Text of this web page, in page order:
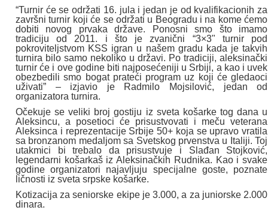
“Turnir će se održati 16. jula i jedan je od kvalifikacionih za
završni turnir koji će se održati u Beogradu i na kome ćemo
dobiti novog prvaka države. Ponosni smo što imamo
tradiciju od 2011. i što je zvanični “3×3" turnir pod
pokroviteljstvom KSS igran u našem gradu kada je takvih
turnira bilo samo nekoliko u državi. Po tradiciji, aleksinački
turnir će i ove godine biti najposećeniji u Srbiji, a kao i uvek
obezbedili smo bogat prateći program uz koji će gledaoci
uživati” – izjavio je Radmilo Mojsilović, jedan od
organizatora turnira.
Očekuje se veliki broj gostiju iz sveta košarke tog dana u
Aleksincu, a posetioci će prisustvovati i meču veterana
Aleksinca i reprezentacije Srbije 50+ koja se upravo vratila
sa bronzanom medaljom sa Svetskog prvenstva u Italiji. Toj
utakmici bi trebalo da prisustvuje i Slađan Stojković,
legendarni košarkaš iz Aleksinačkih Rudnika. Kao i svake
godine organizatori najavljuju specijalne goste, poznate
ličnosti iz sveta srpske košarke.
Kotizacija za seniorske ekipe je 3.000, a za juniorske 2.000
dinara.